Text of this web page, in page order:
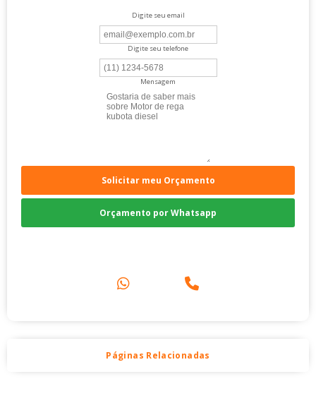
Digite seu email
Digite seu telefone
Mensagem
Solicitar meu Orçamento
Orçamento por Whatsapp
Páginas Relacionadas